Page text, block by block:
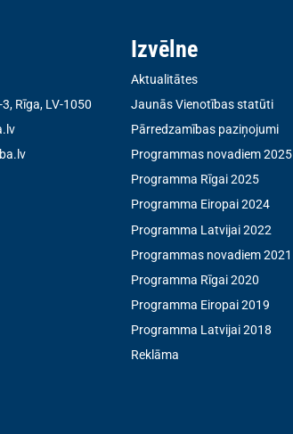
Rīga, LV-1050
Izvēlne
Aktualitātes
Jaunās Vienotības statūti
Pārredzamības paziņojumi
Programmas novadiem 2025
Programma Rīgai 2025
Programma Eiropai 2024
Programma Latvijai 2022
Programmas novadiem 2021
Programma Rīgai 2020
Programma Eiropai 2019
Programma Latvijai 2018
Reklāma